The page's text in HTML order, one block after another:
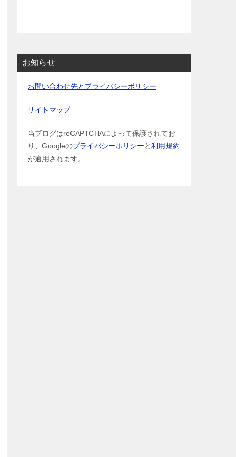
お知らせ
お問い合わせ先とプライバシーポリシー
サイトマップ
当ブログはreCAPTCHAによって保護されてお
り、Googleのプライバシーポリシーと利用規約
が適用されます。